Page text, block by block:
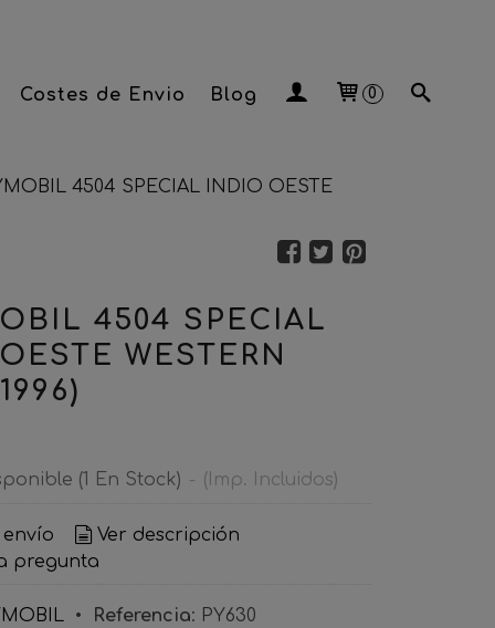
Costes de Envio Blog 0
4504 SPECIAL INDIO OESTE
4504 SPECIAL
WESTERN
(1 En Stock) - (Imp. Incluidos)
envío
Ver descripción
pregunta
• Referencia: PY630